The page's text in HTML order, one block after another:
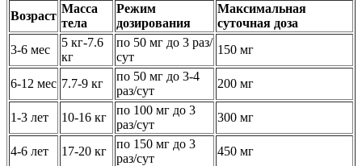
Возраст
Масса
тела
Режим
дозирования
Максимальная
суточная доза
3-6 мес
5 кг-7.6
кг
по 50 мг до 3 раз/
сут
150 мг
6-12 мес 7.7-9 кг
по 50 мг до 3-4
раз/сут
200 мг
1-3 лет 10-16 кг
по 100 мг до 3
раз/сут
300 мг
4-6 лет 17-20 кг
по 150 мг до 3
раз/сут
450 мг